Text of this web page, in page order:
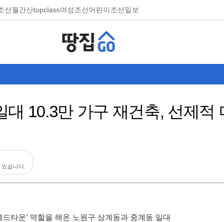
선월간산topclass여성조선어린이조선일보
대 10.3만 가구 재건축, 선제적
습니다.
드타운’ 역할을 해온 노원구 상계동과 중계동 일대